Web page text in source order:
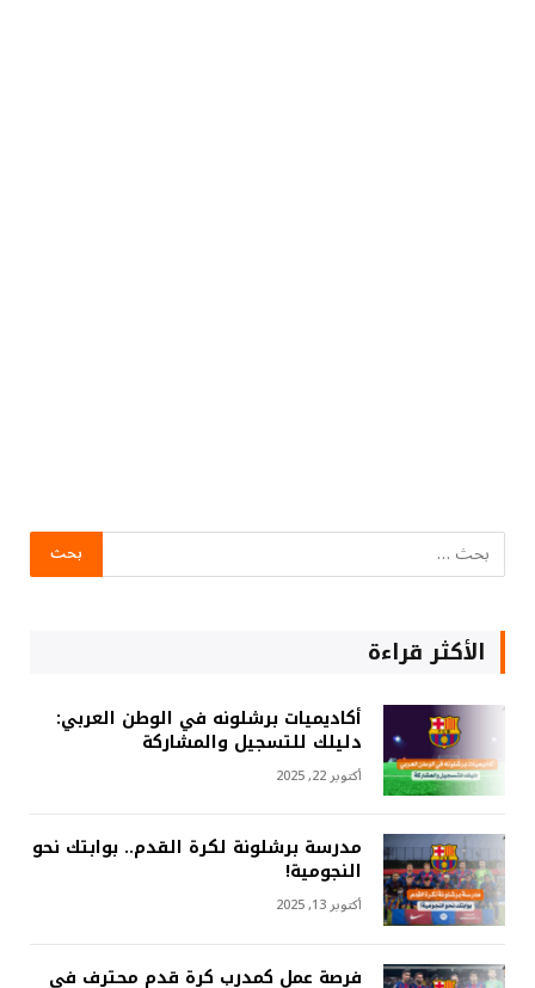
الأكثر قراءة
أكاديميات برشلونه في الوطن العربي:
دليلك للتسجيل والمشاركة
أكتوبر 22, 2025
مدرسة برشلونة لكرة القدم.. بوابتك نحو
النجومية!
أكتوبر 13, 2025
فرصة عمل كمدرب كرة قدم محترف في